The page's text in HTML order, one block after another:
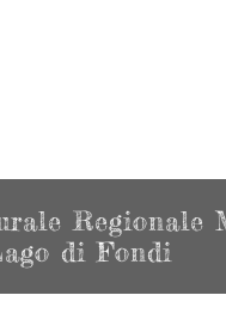
Regionale
di Fondi